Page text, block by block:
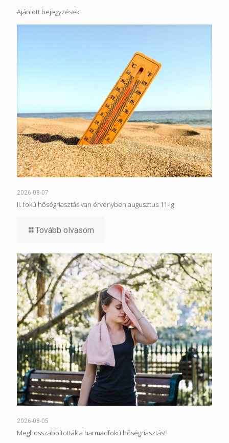
Ajánlott bejegyzések
2026-08-07
II. fokú hőségriasztás van érvényben augusztus 11-ig
Tovább olvasom
2026-08-05
Meghosszabbították a harmadfokú hőségriasztást!